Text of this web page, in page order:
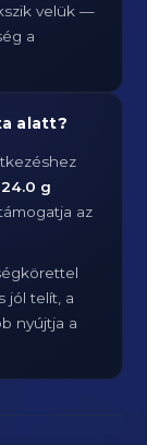
velük —
a
alatt?
24.0 g
az
jól telít, a
nyújtja a